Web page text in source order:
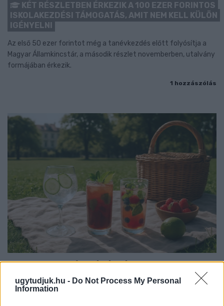
ugytudjuk.hu - Do Not Process My Personal
Information
KÉT RÉSZLETBEN ÉRKEZIK A 100 EZER FORINTOS
ISKOLAKEZDÉSI TÁMOGATÁS, AMIT NEM KELL KÜLÖN
IGÉNYELNI
Az első 50 ezer forintot még a tanévkezdés előtt folyósítja a
Magyar Államkincstár, a második részlet novemberben, utalvány
formájában érkezik.
1 hozzászólás
PIKNIK ITALOK: ÍZEK ÉS ÉLMÉNYEK A SZABADBAN
Ahogy tavaszodik és a nap egyre tovább marad velünk, sokaknak
támad kedve kirándulni a természetbe.